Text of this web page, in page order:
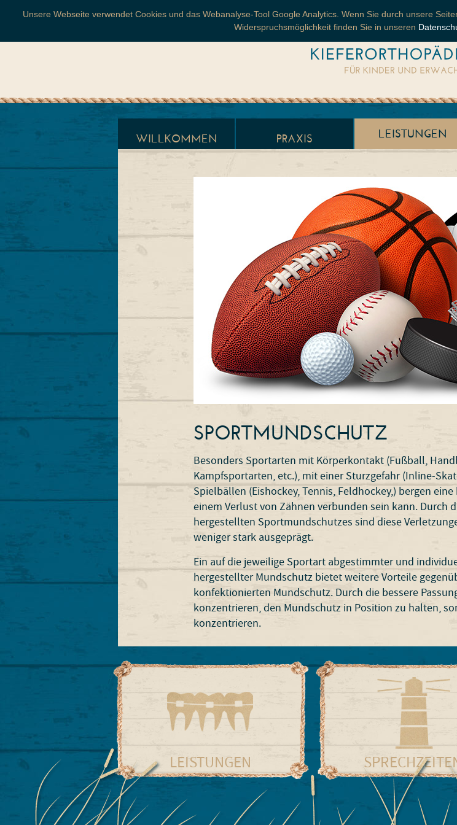
WILLKOMMEN PRAXIS LEISTUNGEN
­SPORTMUND­SCHUTZ
Besonders Sportarten mit Körperkontakt (Fußball,
Kampfsportarten, etc.), mit einer Sturzgefahr (Inline-
Spielbällen (Eishockey, Tennis, Feldhockey,) bergen
einem Verlust von Zähnen verbunden sein kann. Durch
hergestellten Sportmundschutzes sind diese
weniger stark ausgeprägt.
Ein auf die jeweilige Sportart abgestimmter und
hergestellter Mundschutz bietet weitere Vorteile
konfektionierten Mundschutz. Durch die bessere
konzentrieren, den Mundschutz in Position zu halten,
konzentrieren.
LEISTUNGEN
Unsere Webseite verwendet Cookies und das Webanalyse-Tool Google Analytics. Wenn Sie durch unsere
Widerspruchsmöglichkeit finden Sie in unseren